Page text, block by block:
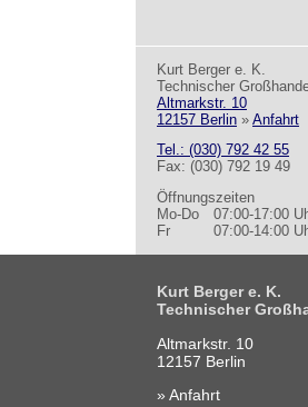
Kurt Berger e. K.
Technischer
Altmarkstr. 10
12157 Berlin » Anfahrt
Tel.: (030) 792 42 55
Fax: (030) 792 19 49
Öffnungszeiten
Mo-Do
07:00-17:00
Fr
07:00-14:00
Kurt Berger e. K.
Technischer
Altmarkstr. 10
12157 Berlin
» Anfahrt